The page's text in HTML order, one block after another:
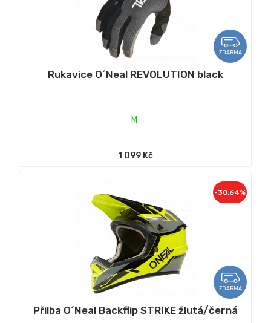
ZDARMA
Rukavice O´Neal REVOLUTION black
M
1 099 Kč
ZDARMA
-30.64%
Přilba O´Neal Backflip STRIKE žlutá/černá